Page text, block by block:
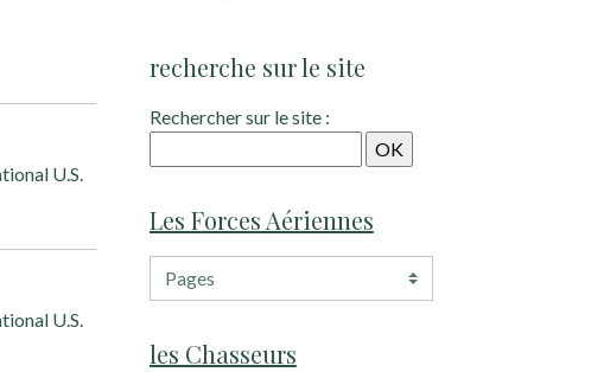
U.S.
U.S.
recherche sur le site
Rechercher sur le site :
Les Forces Aériennes
les Chasseurs